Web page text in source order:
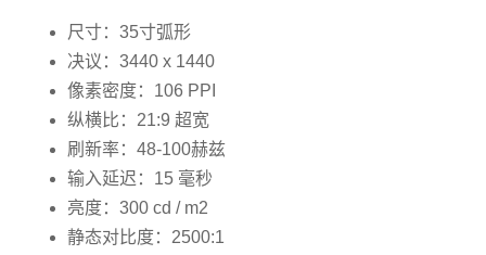
尺寸：35寸弧形
决议：3440 x 1440
像素密度：106 PPI
纵横比：21:9 超宽
刷新率：48-100赫兹
输入延迟：15 毫秒
亮度：300 cd / m2
静态对比度：2500:1